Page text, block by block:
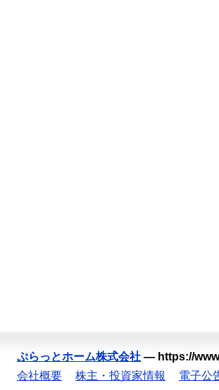
ぷらっとホーム株式会社 — https://
会社概要
株主・投資家情報 電子公